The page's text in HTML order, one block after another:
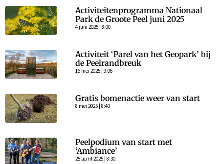
Activiteitenprogramma Nationaal
Park de Groote Peel juni 2025
4 juni 2025 | 8:00
Activiteit ‘Parel van het Geopark’ bij
de Peelrandbreuk
16 mei 2025 | 9:06
Gratis bomenactie weer van start
8 mei 2025 | 8:40
Peelpodium van start met
‘Ambiance’
25 april 2025 | 8:30